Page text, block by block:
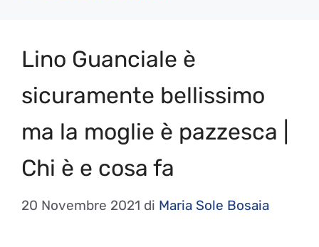
Lino Guanciale è
sicuramente bellissimo
ma la moglie è pazzesca |
Chi è e cosa fa
20 Novembre 2021 di Maria Sole Bosaia